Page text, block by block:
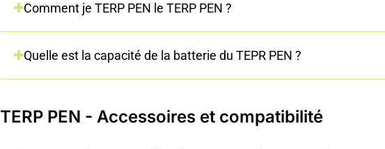
Comment je TERP PEN le TERP PEN ?
Quelle est la capacité de la batterie du TEPR PEN ?
TERP PEN - Accessoires et compatibilité